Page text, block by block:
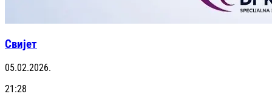
Свијет
05.02.2026.
21:28